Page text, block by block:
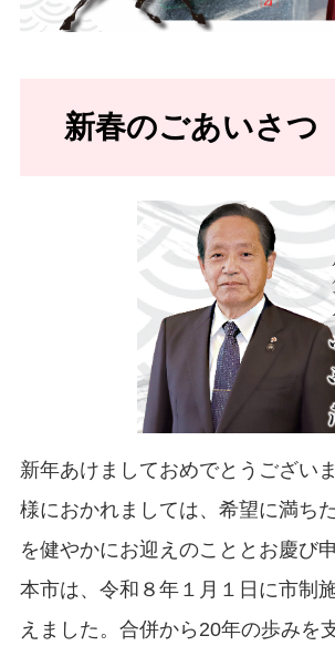
新春のごあいさつ
新年あけましておめでとうござい
様におかれましては、希望に満ち
を健やかにお迎えのこととお慶び
本市は、令和８年１月１日に市制
えました。合併から20年の歩みを